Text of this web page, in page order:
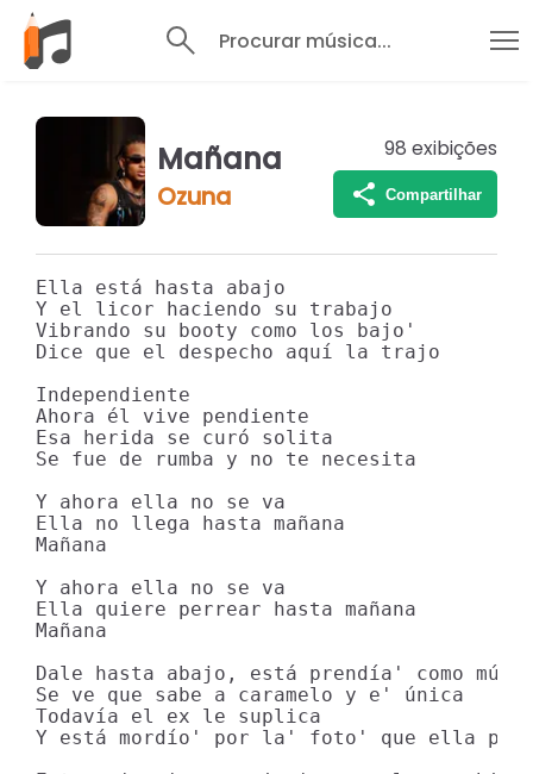
Procurar música...
Mañana
Ozuna
98 exibições
Compartilhar
Ella está hasta abajo
Y el licor haciendo su trabajo
Vibrando su booty como los bajo'
Dice que el despecho aquí la trajo
Independiente
Ahora él vive pendiente
Esa herida se curó solita
Se fue de rumba y no te necesita
Y ahora ella no se va
Ella no llega hasta mañana
Mañana
Y ahora ella no se va
Ella quiere perrear hasta mañana
Mañana
Dale hasta abajo, еstá prendía' como
Se ve quе sabe a caramelo y e' única
Todavía el ex le suplica
Y está mordío' por la' foto' que ella